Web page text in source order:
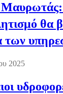
θα
των
2025